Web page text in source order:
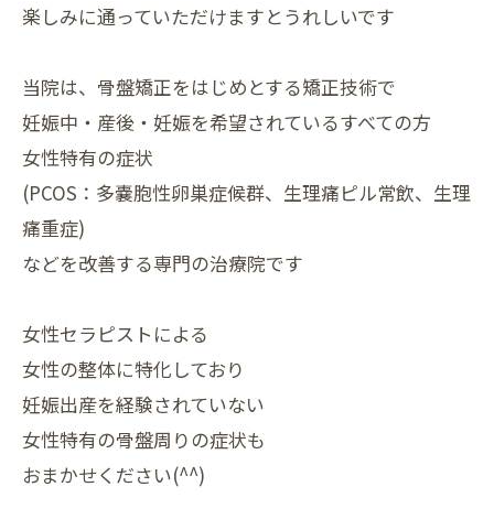
楽しみに通っていただけますとうれしいです
当院は、骨盤矯正をはじめとする矯正技術で
妊娠中・産後・⁡妊娠を希望されているすべての方
女性特有の症状
(PCOS：多嚢胞性卵巣症候群、生理痛ピル常飲、生理
痛重症)
などを改善する専門の治療院です
女性セラピストによる
女性の整体に特化しており
妊娠出産を経験されていない
女性特有の骨盤周りの症状も
おまかせください(^^)